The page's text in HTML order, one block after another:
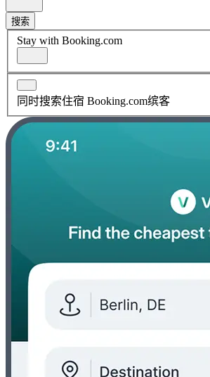
搜索
Stay with Booking.com
同时搜索住宿 Booking.com缤客